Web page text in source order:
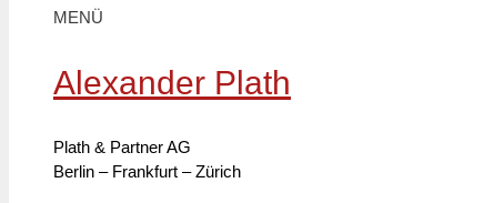
MENÜ
Alexander Plath
Plath & Partner AG
Berlin – Frankfurt – Zürich